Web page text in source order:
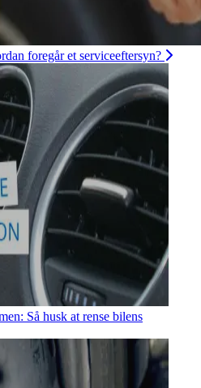
foregår et serviceeftersyn?
Så husk at rense bilens